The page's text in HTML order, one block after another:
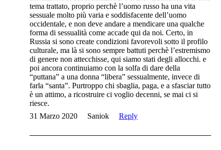
tema trattato, proprio perchè l’uomo russo ha una vita
sessuale molto più varia e soddisfacente dell’uomo
occidentale, e non deve andare a mendicare una qualche
forma di sessualità come accade qui da noi. Certo, in
Russia si sono create condizioni favorevoli sotto il profilo
culturale, ma là si sono sempre battuti perchè l’estremismo
di genere non attecchisse, qui siamo stati degli allocchi. e
poi ancora continuiamo con la solfa di dare della
“puttana” a una donna “libera” sessualmente, invece di
farla “santa”. Purtroppo chi sbaglia, paga, e a sfasciar tutto
è un attimo, a ricostruire ci voglio decenni, se mai ci si
riesce.
31 Marzo 2020
Saniok Reply